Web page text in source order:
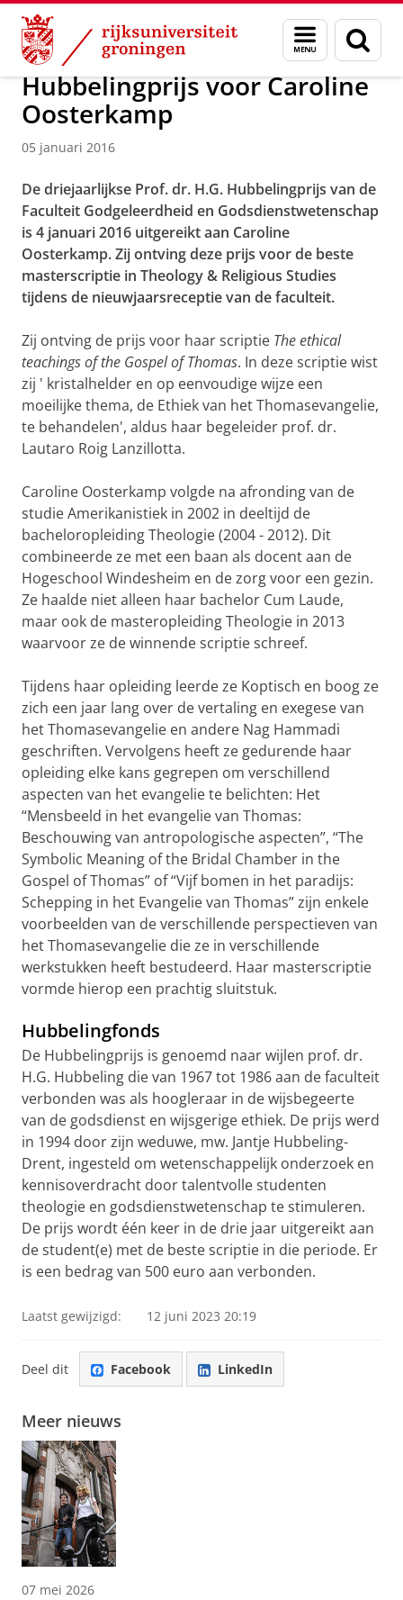
Skip
Content
Skip
Navigation
Menu
en
zoeken
Faculteit Religie, Cultuur en Maatschappij Nieuwsarchief
Hubbelingprijs voor Caroline
Oosterkamp
05 januari 2016
De driejaarlijkse Prof. dr. H.G. Hubbelingprijs van de
Faculteit Godgeleerdheid en Godsdienstwetenschap
is 4 januari 2016 uitgereikt aan Caroline
Oosterkamp. Zij ontving deze prijs voor de beste
masterscriptie in Theology & Religious Studies
tijdens de nieuwjaarsreceptie van de faculteit.
Zij ontving de prijs voor haar scriptie The ethical
teachings of the Gospel of Thomas. In deze scriptie wist
zij ' kristalhelder en op eenvoudige wijze een
moeilijke thema, de Ethiek van het Thomasevangelie,
te behandelen', aldus haar begeleider prof. dr.
Lautaro Roig Lanzillotta.
Caroline Oosterkamp volgde na afronding van de
studie Amerikanistiek in 2002 in deeltijd de
bacheloropleiding Theologie (2004 - 2012). Dit
combineerde ze met een baan als docent aan de
Hogeschool Windesheim en de zorg voor een gezin.
Ze haalde niet alleen haar bachelor Cum Laude,
maar ook de masteropleiding Theologie in 2013
waarvoor ze de winnende scriptie schreef.
Tijdens haar opleiding leerde ze Koptisch en boog ze
zich een jaar lang over de vertaling en exegese van
het Thomasevangelie en andere Nag Hammadi
geschriften. Vervolgens heeft ze gedurende haar
opleiding elke kans gegrepen om verschillend
aspecten van het evangelie te belichten: Het
“Mensbeeld in het evangelie van Thomas:
Beschouwing van antropologische aspecten”, “The
Symbolic Meaning of the Bridal Chamber in the
Gospel of Thomas” of “Vijf bomen in het paradijs:
Schepping in het Evangelie van Thomas” zijn enkele
voorbeelden van de verschillende perspectieven van
het Thomasevangelie die ze in verschillende
werkstukken heeft bestudeerd. Haar masterscriptie
vormde hierop een prachtig sluitstuk.
Hubbelingfonds
De Hubbelingprijs is genoemd naar wijlen prof. dr.
H.G. Hubbeling die van 1967 tot 1986 aan de faculteit
verbonden was als hoogleraar in de wijsbegeerte
van de godsdienst en wijsgerige ethiek. De prijs werd
in 1994 door zijn weduwe, mw. Jantje Hubbeling-
Drent, ingesteld om wetenschappelijk onderzoek en
kennisoverdracht door talentvolle studenten
theologie en godsdienstwetenschap te stimuleren.
De prijs wordt één keer in de drie jaar uitgereikt aan
de student(e) met de beste scriptie in die periode. Er
is een bedrag van 500 euro aan verbonden.
Laatst gewijzigd: 12 juni 2023 20:19
Deel dit Facebook LinkedIn
Meer nieuws
07 mei 2026